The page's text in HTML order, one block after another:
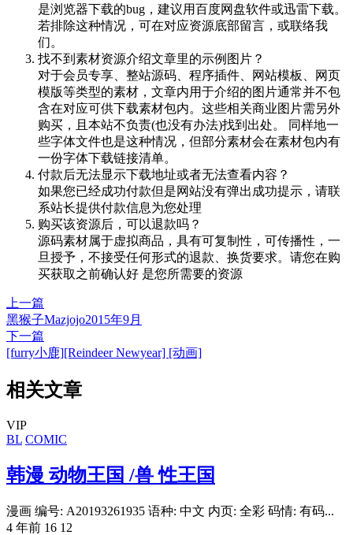
是浏览器下载的bug，建议用百度网盘软件或迅雷下载。
若排除这种情况，可在对应资源底部留言，或联络我
们。
找不到素材资源介绍文章里的示例图片？
对于会员专享、整站源码、程序插件、网站模板、网页
模版等类型的素材，文章内用于介绍的图片通常并不包
含在对应可供下载素材包内。这些相关商业图片需另外
购买，且本站不负责(也没有办法)找到出处。 同样地一
些字体文件也是这种情况，但部分素材会在素材包内有
一份字体下载链接清单。
付款后无法显示下载地址或者无法查看内容？
如果您已经成功付款但是网站没有弹出成功提示，请联
系站长提供付款信息为您处理
购买该资源后，可以退款吗？
源码素材属于虚拟商品，具有可复制性，可传播性，一
旦授予，不接受任何形式的退款、换货要求。请您在购
买获取之前确认好 是您所需要的资源
上一篇
黑猴子Mazjojo2015年9月
下一篇
[furry小鹿][Reindeer Newyear] [动画]
相关文章
VIP
BL COMIC
韩漫 动物王国 /兽 性王国
漫画 编号: A20193261935 语种: 中文 内页: 全彩 码情: 有码...
4 年前 16 12